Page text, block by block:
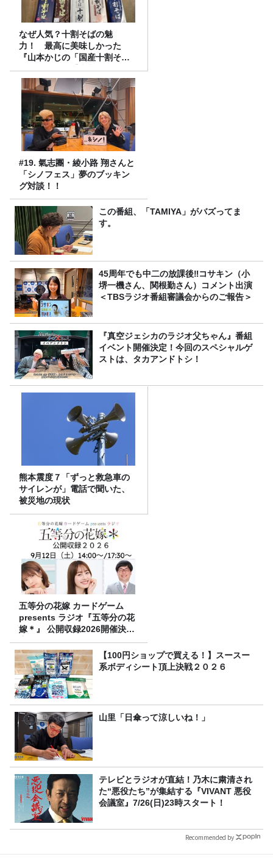
なぜ人気？十割そばの魅
力！ 最高に美味しかった
『山本かじの「国産十割そ
ば」』とは？【十割そば10種
食べ比べ】
#19. 氣志團・綾小路 翔さんと
「シノフェス」夢のブッキン
グ対談！！
この番組、「TAMIYA」がバズってま
す。
45周年でも中二の放課後‼コサキン（小
堺一機さん、関根勤さん）コメント出演
＜TBSラジオ番組審議会からのご報告＞
『真空ジェシカのラジオ父ちゃん』番組
イベント開催決定！今回のスペシャルゲ
ストは、タカアンドトシ！
熊本震度７「ずっと救急車の
サイレンが」電話で聞いた、
被災地の現状
五等分の花嫁 カードゲーム
presents ラジオ『五等分の花
嫁＊』 公開収録2026開催決
定！
【100円ショップで買える！】スースー
系ボディシート頂上決戦２０２６
山里「日傘って涼しいね！」
テレビとラジオが直結！乃木に粛清され
た“悪役たち”が集結する『VIVANT 悪役
会議室』7/26(日)23時スタート！
Recommended by